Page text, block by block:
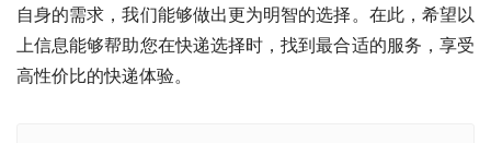
自身的需求，我们能够做出更为明智的选择。在此，希望以
上信息能够帮助您在快递选择时，找到最合适的服务，享受
高性价比的快递体验。